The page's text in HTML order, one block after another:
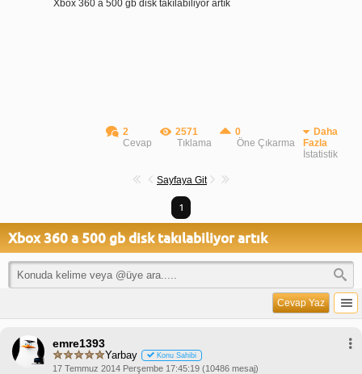
Xbox 360 a 500 gb disk takılabiliyor artık
2
Cevap
2571
Tıklama
0
Öne Çıkarma
Daha
Fazla
İstatistik
Sayfaya Git
1
Xbox 360 a 500 gb disk takılabiliyor artık
Cevap Yaz
emre1393
Yarbay Konu Sahibi
17 Temmuz 2014 Perşembe 17:45:19 (10486 mesaj)